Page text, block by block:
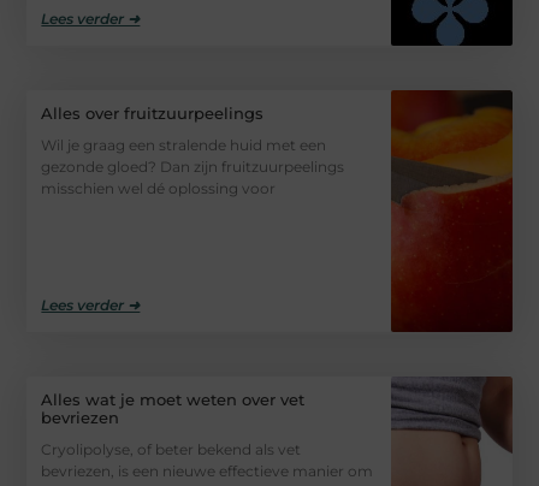
Lees verder ➜
Alles over fruitzuurpeelings
Wil je graag een stralende huid met een
gezonde gloed? Dan zijn fruitzuurpeelings
misschien wel dé oplossing voor
Lees verder ➜
Alles wat je moet weten over vet
bevriezen
Cryolipolyse, of beter bekend als vet
bevriezen, is een nieuwe effectieve manier om